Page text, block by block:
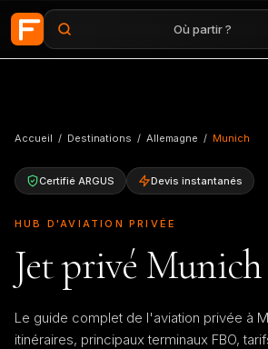
Aller au contenu principalOù partir ?
Accueil / Destinations / Allemagne / Munich
Certifié ARGUS Devis instantanés
HUB D'AVIATION PRIVÉE
Jet privé Munich
Le guide complet de l'aviation privée à
itinéraires, principaux terminaux FBO,